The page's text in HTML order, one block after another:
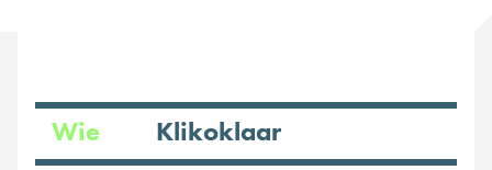
Wie
Klikoklaar